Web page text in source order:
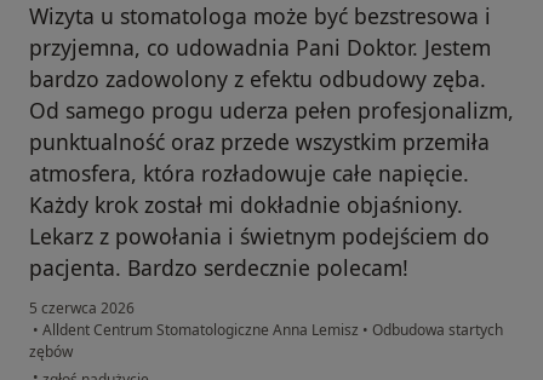
Wizyta u stomatologa może być bezstresowa i
przyjemna, co udowadnia Pani Doktor. Jestem
bardzo zadowolony z efektu odbudowy zęba.
Od samego progu uderza pełen profesjonalizm,
punktualność oraz przede wszystkim przemiła
atmosfera, która rozładowuje całe napięcie.
Każdy krok został mi dokładnie objaśniony.
Lekarz z powołania i świetnym podejściem do
pacjenta. Bardzo serdecznie polecam!
5 czerwca 2026
• Alldent Centrum Stomatologiczne Anna Lemisz • Odbudowa startych
zębów
w opinii użytkownika Nikodem